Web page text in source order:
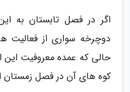
اگر در فصل تابستان به
دوچرخه سواری از فعالیت
حالی که عمده معروفیت
کوه های آن در فصل